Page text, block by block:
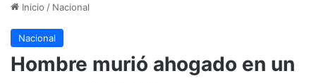
Inicio / Nacional
Nacional
Hombre murió ahogado en un